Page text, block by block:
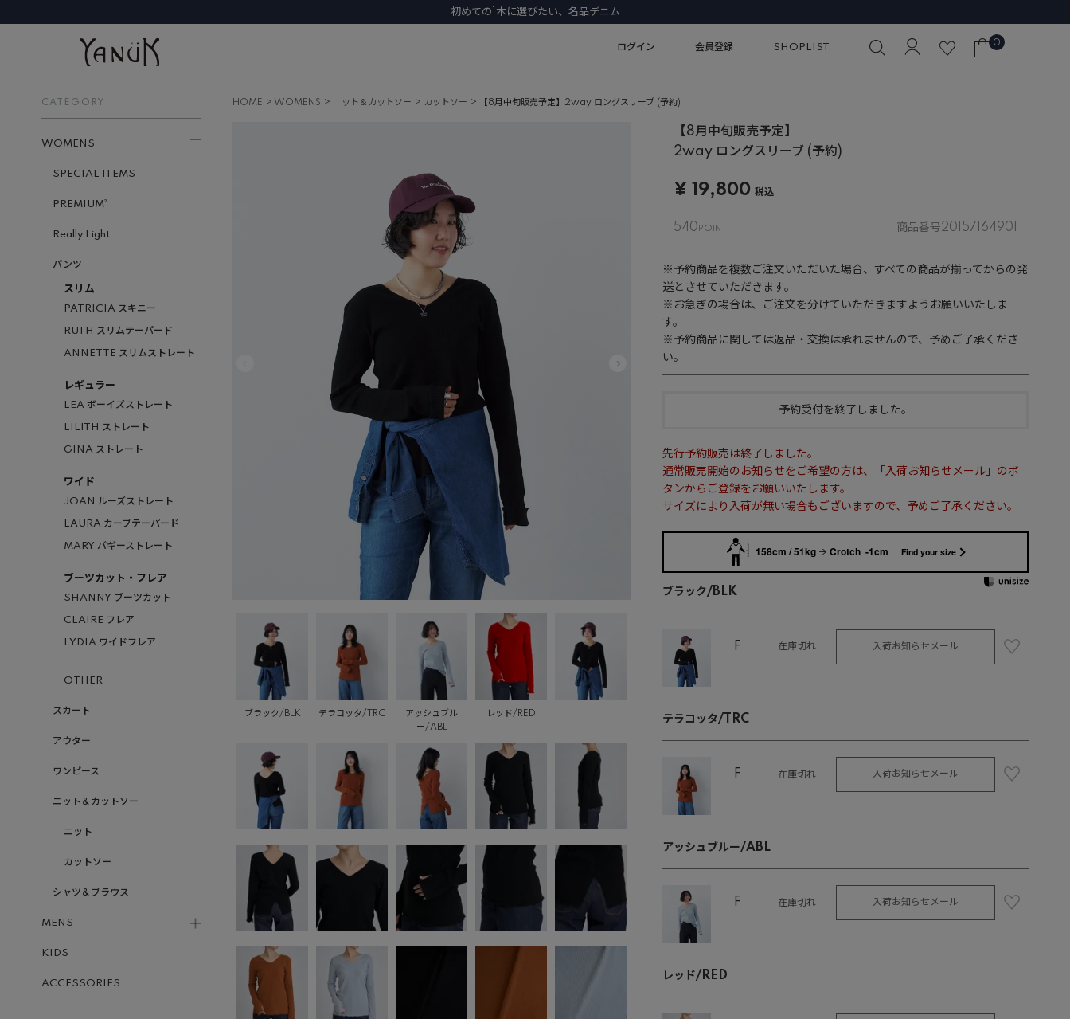
初めての1本に選びたい、名品デニム
ログイン 会員登録 SHOPLIST 0
CATEGORY
WOMENS
SPECIAL ITEMS
PREMIUM²
Really Light
パンツ
スリム
PATRICIA スキニー
RUTH スリムテーパード
ANNETTE スリムストレート
レギュラー
LEA ボーイズストレート
LILITH ストレート
GINA ストレート
ワイド
JOAN ルーズストレート
LAURA カーブテーパード
MARY バギーストレート
ブーツカット・フレア
SHANNY ブーツカット
CLAIRE フレア
LYDIA ワイドフレア
OTHER
スカート
アウター
ワンピース
ニット＆カットソー
ニット
カットソー
シャツ＆ブラウス
MENS
KIDS
ACCESSORIES
HOME WOMENS ニット＆カットソー カットソー 【8月中旬販売予定】2way ロングスリーブ (予約)
ブラック/BLK テラコッタ/TRC
アッシュブル
ー/ABL
レッド/RED
【8月中旬販売予定】
2way ロングスリーブ (予約)
¥ 19,800 税込
540 商品番号20157164901
※予約商品を複数ご注文いただいた場合、すべての商品が揃ってからの発
送とさせていただきます。
※お急ぎの場合は、ご注文を分けていただきますようお願いいたしま
す。
※予約商品に関しては返品・交換は承れませんので、予めご了承くださ
い。
予約受付を終了しました。
先行予約販売は終了しました。
通常販売開始のお知らせをご希望の方は、「入荷お知らせメール」のボ
タンからご登録をお願いいたします。
サイズにより入荷が無い場合もございますので、予めご了承ください。
158cm / 51kg Crotch -1cm Find your size
ブラック/BLK
F 在庫切れ 入荷お知らせメール
テラコッタ/TRC
F 在庫切れ 入荷お知らせメール
アッシュブルー/ABL
F 在庫切れ 入荷お知らせメール
レッド/RED